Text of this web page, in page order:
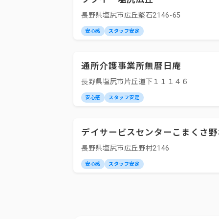
長野県塩尻市広丘堅石2146-65
安心感 スタッフ安定
通所介護事業所無暦日庵
長野県塩尻市片丘道下１１１４６
安心感 スタッフ安定
デイサービスセンターこまくさ
長野県塩尻市広丘野村2146
安心感 スタッフ安定